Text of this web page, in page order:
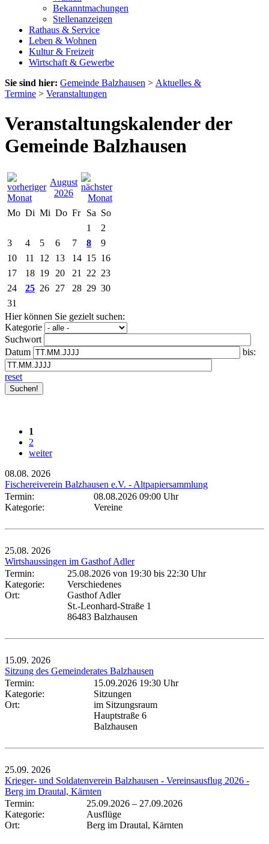
Bekanntmachungen
Stellenanzeigen
Rathaus & Service
Leben & Wohnen
Kultur & Freizeit
Wirtschaft & Gewerbe
Sie sind hier: Gemeinde Balzhausen > Aktuelles &
Termine > Veranstaltungen
Veranstaltungskalender der
Gemeinde Balzhausen
August
2026
Mo Di Mi Do Fr Sa So
1
2
3
4 5 6 7 8
9
10
11 12 13 14 15 16
17
18 19 20 21 22 23
24
25 26 27 28 29 30
31
Hier können Sie gezielt suchen:
Kategorie
Suchwort
Datum
bis:
reset
1
2
weiter
08.08. 2026
Fischereiverein Balzhausen e.V. - Altpapiersammlung
Termin:
08.08.2026 09:00 Uhr
Kategorie:
Vereine
25.08. 2026
Wirtshaussingen im Gasthof Adler
Termin:
25.08.2026 von 19:30 bis 22:30 Uhr
Kategorie:
Verschiedenes
Ort:
Gasthof Adler
St.-Leonhard-Straße 1
86483 Balzhausen
15.09. 2026
Sitzung des Gemeinderates Balzhausen
Termin:
15.09.2026 19:30 Uhr
Kategorie:
Sitzungen
Ort:
im Sitzungsraum
Hauptstraße 6
Balzhausen
25.09. 2026
Krieger- und Soldatenverein Balzhausen - Vereinsausflug 2026 -
Berg im Drautal, Kärnten
Termin:
25.09.2026 – 27.09.2026
Kategorie:
Ausflüge
Ort:
Berg im Drautal, Kärnten